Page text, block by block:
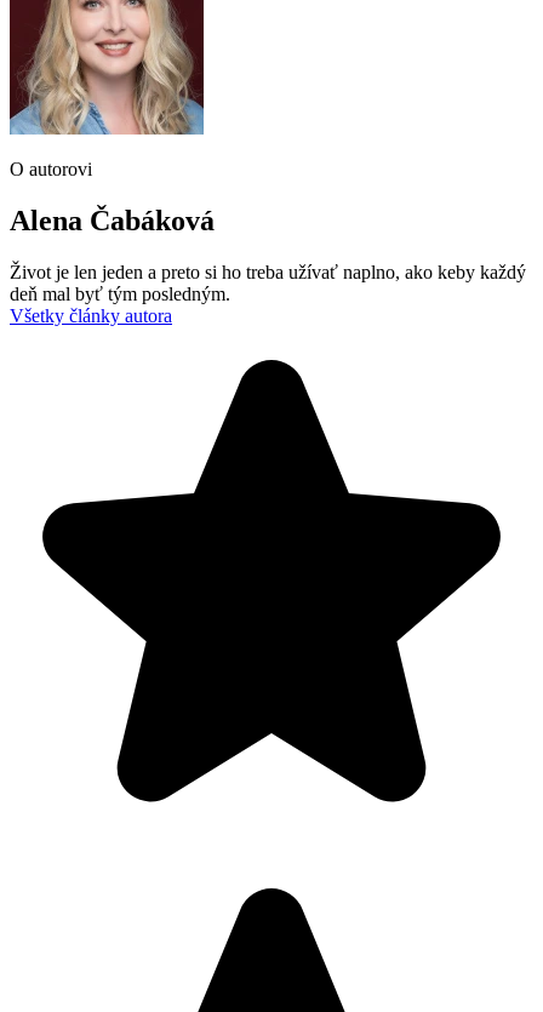
O autorovi
Alena Čabáková
Život je len jeden a preto si ho treba užívať naplno, ako keby každý
deň mal byť tým posledným.
Všetky články autora